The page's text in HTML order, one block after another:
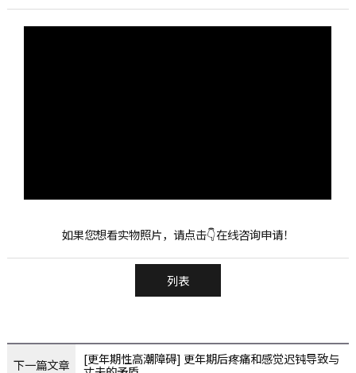
如果您想看实物照片，请点击👇在线咨询申请！
列表
下一篇文章 [更年期性高潮障碍] 更年期后疼痛和感觉迟钝导致与